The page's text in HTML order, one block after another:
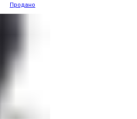
Продано